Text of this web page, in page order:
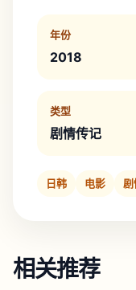
年份
2018
类型
剧情传记
日韩 电影 剧
相关推荐